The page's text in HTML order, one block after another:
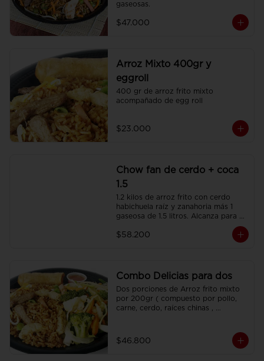
gaseosas.
$47.000
Arroz Mixto 400gr y
eggroll
400 gr de arroz frito mixto
acompañado de egg roll
$23.000
Chow fan de cerdo + coca
1.5
1.2 kilos de arroz frito con cerdo
habichuela raíz y zanahoria más 1
gaseosa de 1.5 litros. Alcanza para 3
$58.200
Combo Delicias para dos
Dos porciones de Arroz frito mixto
por 200gr ( compuesto por pollo,
carne, cerdo, raíces chinas ,
200 gr , 2 Egg Roll  y 2 Coca Colas
Pet 400 ml.
$46.800